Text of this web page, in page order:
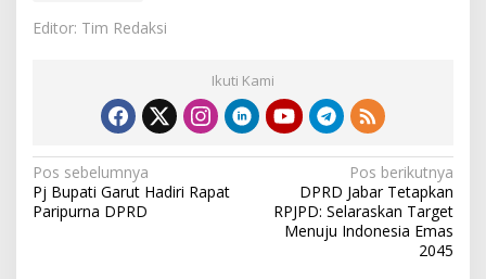
Editor: Tim Redaksi
Ikuti Kami
N
a
Pos sebelumnya
Pj Bupati Garut Hadiri Rapat
Paripurna DPRD
Pos berikutnya
DPRD Jabar Tetapkan
RPJPD: Selaraskan Target
Menuju Indonesia Emas
2045